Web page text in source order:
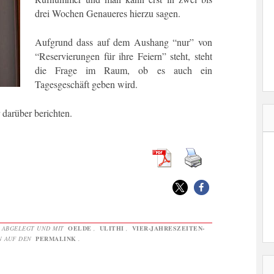
drei Wochen Genaueres hierzu sagen.
Aufgrund dass auf dem Aushang “nur” von
“Reservierungen für ihre Feiern” steht, steht
die Frage im Raum, ob es auch ein
Tagesgeschäft geben wird.
berichten.
ABGELEGT UND MIT OELDE , ULITHI ,
VIER-JAHRESZEITEN-
AUF DEN PERMALINK .